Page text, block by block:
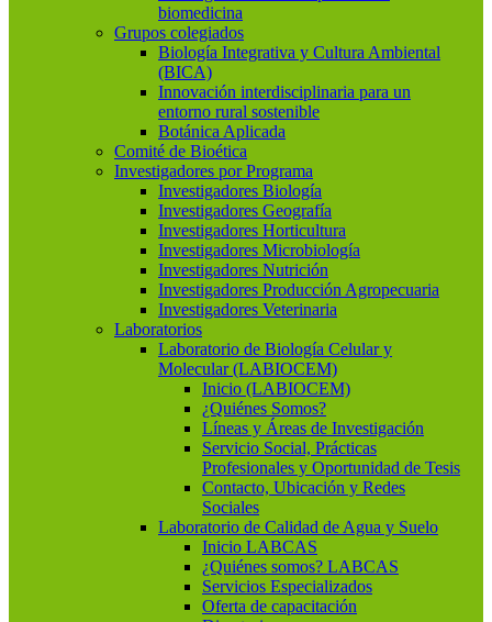
biomedicina
Grupos colegiados
Biología Integrativa y Cultura Ambiental
(BICA)
Innovación interdisciplinaria para un
entorno rural sostenible
Botánica Aplicada
Comité de Bioética
Investigadores por Programa
Investigadores Biología
Investigadores Geografía
Investigadores Horticultura
Investigadores Microbiología
Investigadores Nutrición
Investigadores Producción Agropecuaria
Investigadores Veterinaria
Laboratorios
Laboratorio de Biología Celular y
Molecular (LABIOCEM)
Inicio (LABIOCEM)
¿Quiénes Somos?
Líneas y Áreas de Investigación
Servicio Social, Prácticas
Profesionales y Oportunidad de Tesis
Contacto, Ubicación y Redes
Sociales
Laboratorio de Calidad de Agua y Suelo
Inicio LABCAS
¿Quiénes somos? LABCAS
Servicios Especializados
Oferta de capacitación